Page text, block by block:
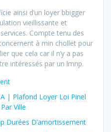
ainsi d’un loyer bbigger
vieillissante et
Compte tenu des
à min chollet pour
que cela car il n’y a pas
intéressés par un lmnp.
| Plafond Loyer Loi Pinel
Ville
Durées D’amortissement